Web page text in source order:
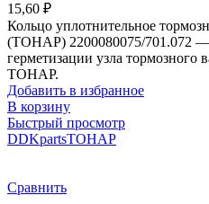
15,60 ₽
Кольцо уплотнительное
(ТОНАР) 2200080075/701.072 —
герметизации узла тормозного
ТОНАР.
Добавить в избранное
В корзину
Быстрый просмотр
DDKpartsТОНАР
Сравнить